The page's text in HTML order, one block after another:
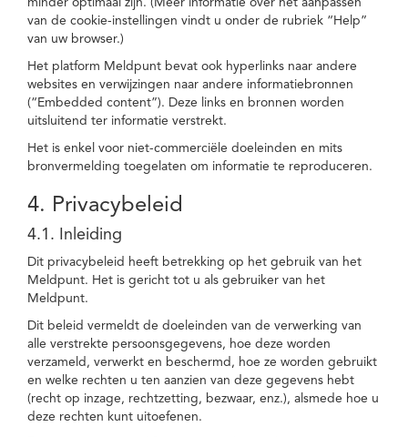
minder optimaal zijn. (Meer informatie over het aanpassen
van de cookie-instellingen vindt u onder de rubriek “Help”
van uw browser.)
Het platform Meldpunt bevat ook hyperlinks naar andere
websites en verwijzingen naar andere informatiebronnen
(“Embedded content”). Deze links en bronnen worden
uitsluitend ter informatie verstrekt.
Het is enkel voor niet-commerciële doeleinden en mits
bronvermelding toegelaten om informatie te reproduceren.
4. Privacybeleid
4.1. Inleiding
Dit privacybeleid heeft betrekking op het gebruik van het
Meldpunt. Het is gericht tot u als gebruiker van het
Meldpunt.
Dit beleid vermeldt de doeleinden van de verwerking van
alle verstrekte persoonsgegevens, hoe deze worden
verzameld, verwerkt en beschermd, hoe ze worden gebruikt
en welke rechten u ten aanzien van deze gegevens hebt
(recht op inzage, rechtzetting, bezwaar, enz.), alsmede hoe u
deze rechten kunt uitoefenen.